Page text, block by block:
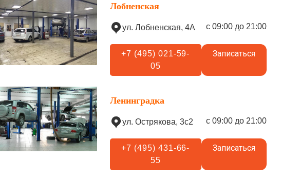
Лобненская
ул. Лобненская, 4А с 09:00 до 21:00
+7 (495) 021-59-
05
Записаться
Ленинградка
ул. Острякова, 3с2 с 09:00 до 21:00
+7 (495) 431-66-
55
Записаться